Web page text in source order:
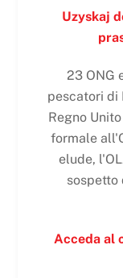
Uzyskaj
23 ONG
pescatori di
Regno
formale
elude,
sospetto
Acceda al